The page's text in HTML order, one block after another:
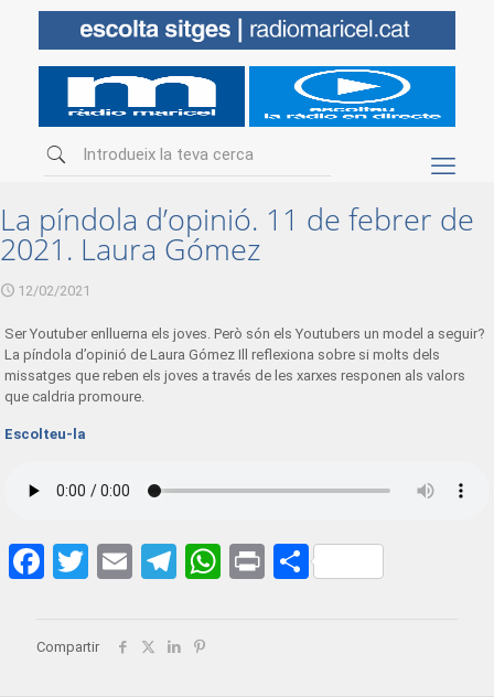
La píndola d’opinió. 11 de febrer de
2021. Laura Gómez
12/02/2021
Ser Youtuber enlluerna els joves. Però són els Youtubers un model a seguir?
La píndola d’opinió de Laura Gómez Ill reflexiona sobre si molts dels
missatges que reben els joves a través de les xarxes responen als valors
que caldria promoure.
Escolteu-la
Facebook
Twitter
EmailTelegram
WhatsApp
PrintShare
Compartir